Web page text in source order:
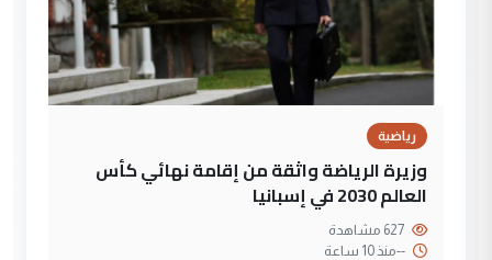
رياضية
وزيرة الرياضة واثقة من إقامة نهائي كأس
العالم 2030 في إسبانيا
--منذ 10 ساعة